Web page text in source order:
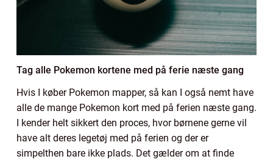
Tag alle Pokemon kortene med på ferie næste gang
Hvis I køber Pokemon mapper, så kan I også nemt have
alle de mange Pokemon kort med på ferien næste gang.
I kender helt sikkert den proces, hvor børnene gerne vil
have alt deres legetøj med på ferien og der er
simpelthen bare ikke plads. Det gælder om at finde